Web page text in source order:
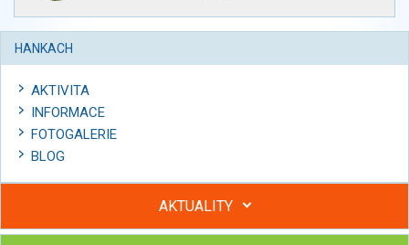
HANKACH
AKTIVITA
INFORMACE
FOTOGALERIE
BLOG
AKTUALITY